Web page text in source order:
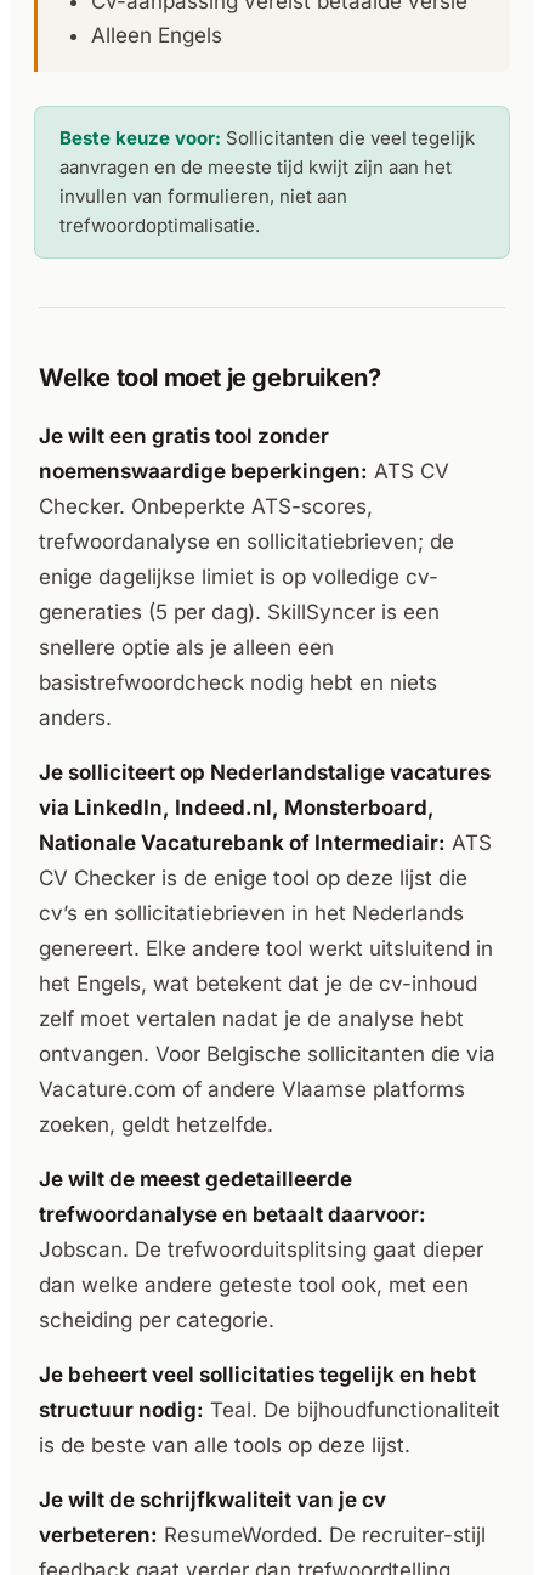
Alleen Engels
Beste keuze voor: Sollicitanten die veel tegelijk
aanvragen en de meeste tijd kwijt zijn aan het
invullen van formulieren, niet aan
trefwoordoptimalisatie.
Welke tool moet je gebruiken?
Je wilt een gratis tool zonder
noemenswaardige beperkingen: ATS CV
Checker. Onbeperkte ATS-scores,
trefwoordanalyse en sollicitatiebrieven; de
enige dagelijkse limiet is op volledige cv-
generaties (5 per dag). SkillSyncer is een
snellere optie als je alleen een
basistrefwoordcheck nodig hebt en niets
anders.
Je solliciteert op Nederlandstalige vacatures
via LinkedIn, Indeed.nl, Monsterboard,
Nationale Vacaturebank of Intermediair: ATS
CV Checker is de enige tool op deze lijst die
cv’s en sollicitatiebrieven in het Nederlands
genereert. Elke andere tool werkt uitsluitend in
het Engels, wat betekent dat je de cv-inhoud
zelf moet vertalen nadat je de analyse hebt
ontvangen. Voor Belgische sollicitanten die via
Vacature.com of andere Vlaamse platforms
zoeken, geldt hetzelfde.
Je wilt de meest gedetailleerde
trefwoordanalyse en betaalt daarvoor:
Jobscan. De trefwoorduitsplitsing gaat dieper
dan welke andere geteste tool ook, met een
scheiding per categorie.
Je beheert veel sollicitaties tegelijk en hebt
structuur nodig: Teal. De bijhoudfunctionaliteit
is de beste van alle tools op deze lijst.
Je wilt de schrijfkwaliteit van je cv
verbeteren: ResumeWorded. De recruiter-stijl